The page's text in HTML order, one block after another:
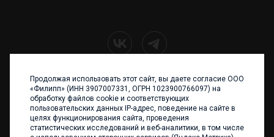
+7 (4012) 960 898
236017 Калининград,
ул. Каштановая аллея, 47
Телефон: +7 4012 960 898,
+7 4012 960 856
Продолжая использовать этот сайт, вы даете согласие ООО
«Филипп» (ИНН 3907007331, ОГРН 1023900766097) на
обработку файлов cookie и соответствующих
пользовательских данных IP-адрес, поведение на сайте в
целях функционирования сайта, проведения
статистических исследований и веб-аналитики, в том числе